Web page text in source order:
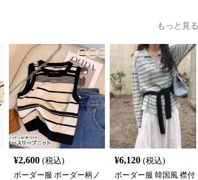
もっと見る
¥2,600 (税込)
ボーダー服 ボーダー柄ノ
¥6,120 (税込)
ボーダー服 韓国風 襟付